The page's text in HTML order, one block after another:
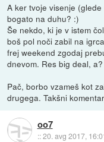
A ker tvoje visenje
bogato na duhu? :)
Še nekdo, ki je v istem
boš pol noči zabil na
frej weekend zgodaj
dnevom. Res big deal, a?
Pač, borbo vzameš kot
drugega. Takšni
oo7
::20. avg 2017,